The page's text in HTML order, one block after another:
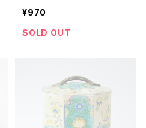
ク缶 tin缶 紅茶缶 ビス
キ 雑貨
¥970
SOLD OUT